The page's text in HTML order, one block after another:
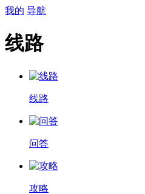
我的 导航
线路
线路
问答
攻略